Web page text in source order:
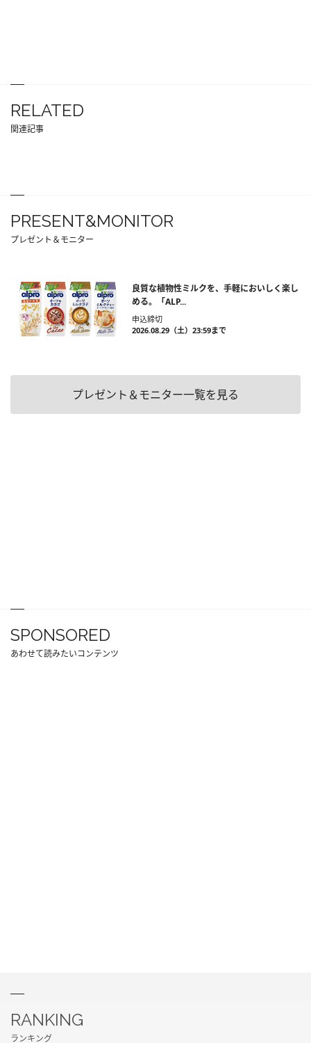
RELATED
関連記事
PRESENT&MONITOR
プレゼント＆モニター
良質な植物性ミルクを、手軽においしく楽し
める。「ALP...
申込締切
2026.08.29（土）23:59まで
プレゼント＆モニター一覧を見る
SPONSORED
あわせて読みたいコンテンツ
RANKING
ランキング